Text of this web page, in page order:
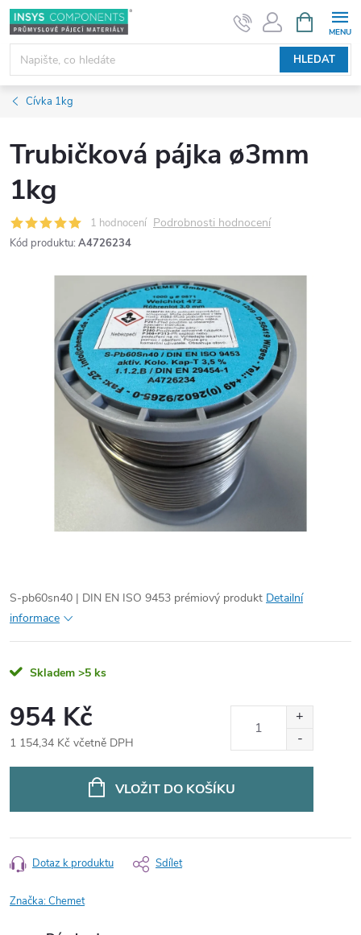
Přejít
na
obsah
HLEDAT
NÁKUPNÍ
KOŠÍK
Cívka 1kg
Trubičková pájka ø3mm
1kg
1 hodnocení Podrobnosti hodnocení
Kód produktu: A4726234
S-pb60sn40 | DIN EN ISO 9453 prémiový produkt Detailní
informace
Skladem >5 ks
954 Kč
1 154,34 Kč včetně DPH
VLOŽIT DO KOŠÍKU
Dotaz k produktu Sdílet
Značka:Chemet